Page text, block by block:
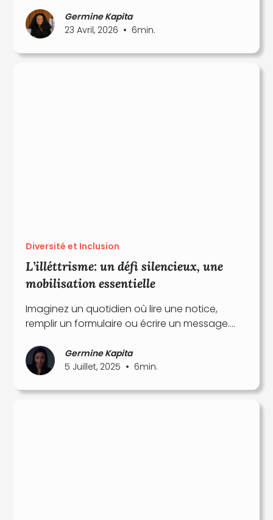
Germine Kapita
23 Avril, 2026 • 6min.
Diversité et Inclusion
L’illéttrisme: un défi silencieux, une
mobilisation essentielle
Imaginez un quotidien où lire une notice,
remplir un formulaire ou écrire un message….
Germine Kapita
5 Juillet, 2025 • 6min.